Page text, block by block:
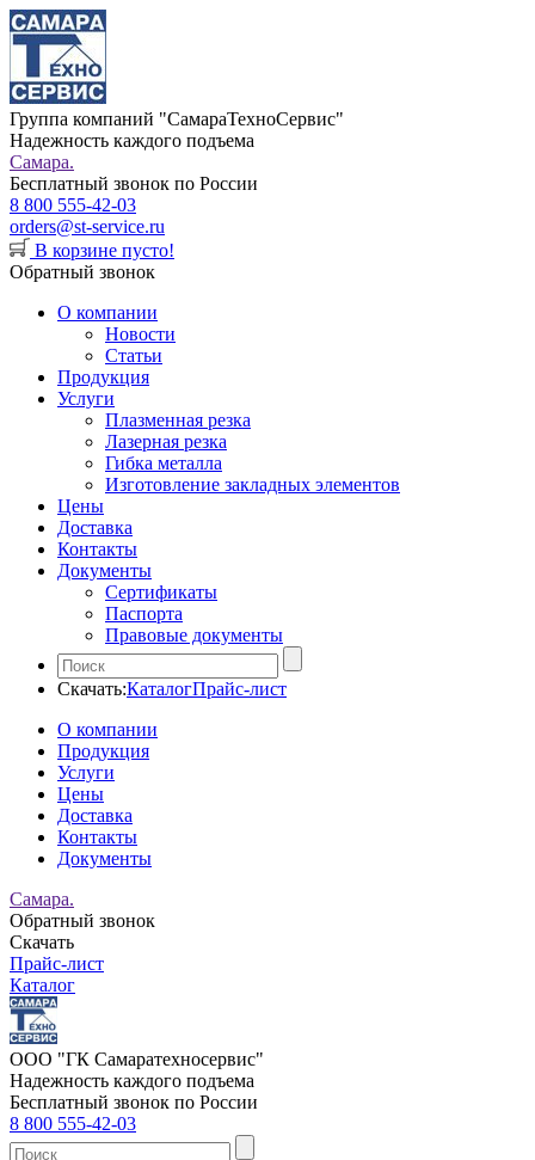
Группа компаний "СамараТехноСервис"
Надежность каждого подъема
Самара.
Бесплатный звонок по России
8 800 555-42-03
orders@st-service.ru
В корзине пусто!
Обратный звонок
О компании
Новости
Статьи
Продукция
Услуги
Плазменная резка
Лазерная резка
Гибка металла
Изготовление закладных элементов
Цены
Доставка
Контакты
Документы
Сертификаты
Паспорта
Правовые документы
Скачать:КаталогПрайс-лист
О компании
Продукция
Услуги
Цены
Доставка
Контакты
Документы
Самара.
Обратный звонок
Скачать
Прайс-лист
Каталог
ООО "ГК Самаратехносервис"
Надежность каждого подъема
Бесплатный звонок по России
8 800 555-42-03